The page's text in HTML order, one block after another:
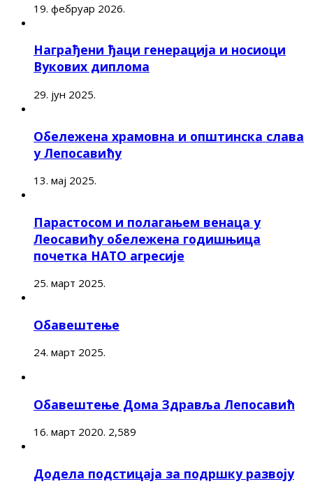
19. фебруар 2026.
Награђени ђаци генерација и носиоци
Вукових диплома
29. јун 2025.
Обележена храмовна и општинска слава
у Лепосавићу
13. мај 2025.
Парастосом и полагањем венаца у
Леосавићу обележена годишњица
почетка НАТО агресије
25. март 2025.
Обавештење
24. март 2025.
Обавештење Дома Здравља Лепосавић
16. март 2020. 2,589
Додела подстицаја за подршку развоју